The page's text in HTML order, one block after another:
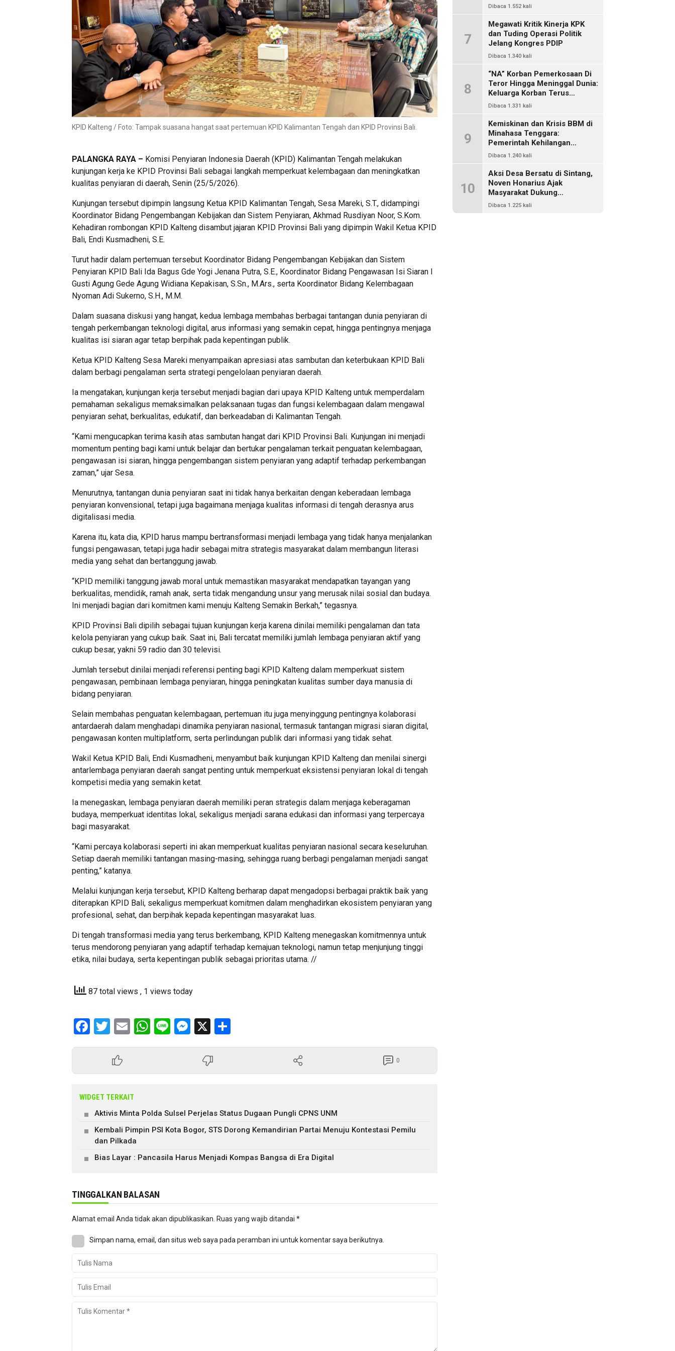
KPID Kalteng / Foto: Tampak suasana hangat saat pertemuan KPID Kalimantan Tengah dan KPID Provinsi Bali.
PALANGKA RAYA – Komisi Penyiaran Indonesia Daerah (KPID) Kalimantan Tengah melakukan
kunjungan kerja ke KPID Provinsi Bali sebagai langkah memperkuat kelembagaan dan meningkatkan
kualitas penyiaran di daerah, Senin (25/5/2026).
Kunjungan tersebut dipimpin langsung Ketua KPID Kalimantan Tengah, Sesa Mareki, S.T., didampingi
Koordinator Bidang Pengembangan Kebijakan dan Sistem Penyiaran, Akhmad Rusdiyan Noor, S.Kom.
Kehadiran rombongan KPID Kalteng disambut jajaran KPID Provinsi Bali yang dipimpin Wakil Ketua KPID
Bali, Endi Kusmadheni, S.E.
Turut hadir dalam pertemuan tersebut Koordinator Bidang Pengembangan Kebijakan dan Sistem
Penyiaran KPID Bali Ida Bagus Gde Yogi Jenana Putra, S.E., Koordinator Bidang Pengawasan Isi Siaran I
Gusti Agung Gede Agung Widiana Kepakisan, S.Sn., M.Ars., serta Koordinator Bidang Kelembagaan
Nyoman Adi Sukerno, S.H., M.M.
Dalam suasana diskusi yang hangat, kedua lembaga membahas berbagai tantangan dunia penyiaran di
tengah perkembangan teknologi digital, arus informasi yang semakin cepat, hingga pentingnya menjaga
kualitas isi siaran agar tetap berpihak pada kepentingan publik.
Ketua KPID Kalteng Sesa Mareki menyampaikan apresiasi atas sambutan dan keterbukaan KPID Bali
dalam berbagi pengalaman serta strategi pengelolaan penyiaran daerah.
Ia mengatakan, kunjungan kerja tersebut menjadi bagian dari upaya KPID Kalteng untuk memperdalam
pemahaman sekaligus memaksimalkan pelaksanaan tugas dan fungsi kelembagaan dalam mengawal
penyiaran sehat, berkualitas, edukatif, dan berkeadaban di Kalimantan Tengah.
“Kami mengucapkan terima kasih atas sambutan hangat dari KPID Provinsi Bali. Kunjungan ini menjadi
momentum penting bagi kami untuk belajar dan bertukar pengalaman terkait penguatan kelembagaan,
pengawasan isi siaran, hingga pengembangan sistem penyiaran yang adaptif terhadap perkembangan
zaman,” ujar Sesa.
Menurutnya, tantangan dunia penyiaran saat ini tidak hanya berkaitan dengan keberadaan lembaga
penyiaran konvensional, tetapi juga bagaimana menjaga kualitas informasi di tengah derasnya arus
digitalisasi media.
Karena itu, kata dia, KPID harus mampu bertransformasi menjadi lembaga yang tidak hanya menjalankan
fungsi pengawasan, tetapi juga hadir sebagai mitra strategis masyarakat dalam membangun literasi
media yang sehat dan bertanggung jawab.
“KPID memiliki tanggung jawab moral untuk memastikan masyarakat mendapatkan tayangan yang
berkualitas, mendidik, ramah anak, serta tidak mengandung unsur yang merusak nilai sosial dan budaya.
Ini menjadi bagian dari komitmen kami menuju Kalteng Semakin Berkah,” tegasnya.
KPID Provinsi Bali dipilih sebagai tujuan kunjungan kerja karena dinilai memiliki pengalaman dan tata
kelola penyiaran yang cukup baik. Saat ini, Bali tercatat memiliki jumlah lembaga penyiaran aktif yang
cukup besar, yakni 59 radio dan 30 televisi.
Jumlah tersebut dinilai menjadi referensi penting bagi KPID Kalteng dalam memperkuat sistem
pengawasan, pembinaan lembaga penyiaran, hingga peningkatan kualitas sumber daya manusia di
bidang penyiaran.
Selain membahas penguatan kelembagaan, pertemuan itu juga menyinggung pentingnya kolaborasi
antardaerah dalam menghadapi dinamika penyiaran nasional, termasuk tantangan migrasi siaran digital,
pengawasan konten multiplatform, serta perlindungan publik dari informasi yang tidak sehat.
Wakil Ketua KPID Bali, Endi Kusmadheni, menyambut baik kunjungan KPID Kalteng dan menilai sinergi
antarlembaga penyiaran daerah sangat penting untuk memperkuat eksistensi penyiaran lokal di tengah
kompetisi media yang semakin ketat.
Ia menegaskan, lembaga penyiaran daerah memiliki peran strategis dalam menjaga keberagaman
budaya, memperkuat identitas lokal, sekaligus menjadi sarana edukasi dan informasi yang terpercaya
bagi masyarakat.
“Kami percaya kolaborasi seperti ini akan memperkuat kualitas penyiaran nasional secara keseluruhan.
Setiap daerah memiliki tantangan masing-masing, sehingga ruang berbagi pengalaman menjadi sangat
penting,” katanya.
Melalui kunjungan kerja tersebut, KPID Kalteng berharap dapat mengadopsi berbagai praktik baik yang
diterapkan KPID Bali, sekaligus memperkuat komitmen dalam menghadirkan ekosistem penyiaran yang
profesional, sehat, dan berpihak kepada kepentingan masyarakat luas.
Di tengah transformasi media yang terus berkembang, KPID Kalteng menegaskan komitmennya untuk
terus mendorong penyiaran yang adaptif terhadap kemajuan teknologi, namun tetap menjunjung tinggi
etika, nilai budaya, serta kepentingan publik sebagai prioritas utama. //
87 total views , 1 views today
Facebook
Twitter
EmailWhatsApp
LineMessenger
X
0
WIDGET TERKAIT
Aktivis Minta Polda Sulsel Perjelas Status Dugaan Pungli CPNS UNM
Kembali Pimpin PSI Kota Bogor, STS Dorong Kemandirian Partai Menuju Kontestasi Pemilu
dan Pilkada
Bias Layar : Pancasila Harus Menjadi Kompas Bangsa di Era Digital
TINGGALKAN BALASAN
Alamat email Anda tidak akan dipublikasikan. Ruas yang wajib ditandai *
Simpan nama, email, dan situs web saya pada peramban ini untuk komentar saya berikutnya.
Dikriminalisasi
Dibaca 1.552 kali
7
Megawati Kritik Kinerja KPK
dan Tuding Operasi Politik
Jelang Kongres PDIP
Dibaca 1.340 kali
8
“NA” Korban Pemerkosaan Di
Teror Hingga Meninggal Dunia:
Keluarga Korban Terus
Mencari Keadilan, Dimanakah
Dibaca 1.331 kali
9
Kemiskinan dan Krisis BBM di
Minahasa Tenggara:
Pemerintah Kehilangan
Kendali, DPRD Absen Dalam
Dibaca 1.240 kali
10
Aksi Desa Bersatu di Sintang,
Noven Honarius Ajak
Masyarakat Dukung
Pembebasan Kades Empanak
Dibaca 1.225 kali